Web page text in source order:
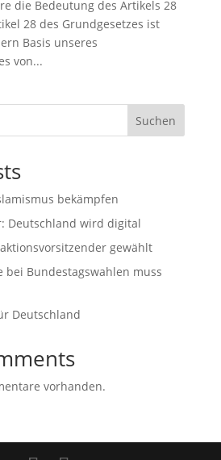
die Bedeutung des Artikels 28
28 des Grundgesetzes ist
Basis unseres
von...
Suchen
bekämpfen
Deutschland wird digital
gewählt
bei Bundestagswahlen muss
Deutschland
vorhanden.